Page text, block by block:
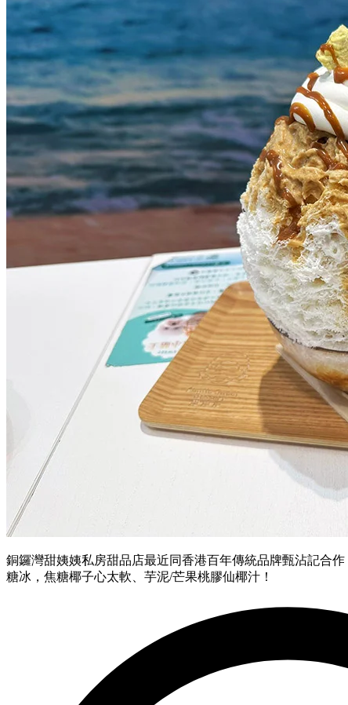
銅鑼灣甜姨姨私房甜品店最近同香港百年傳統品牌甄沾記合
糖冰，焦糖椰子心太軟、芋泥/芒果桃膠仙椰汁！